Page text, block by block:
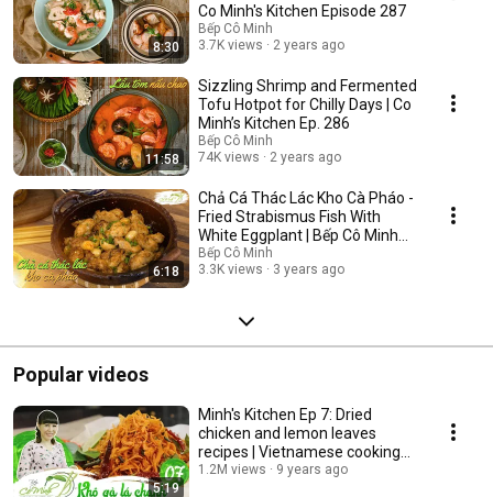
8:30
Co Minh's Kitchen Episode 287
Bếp Cô Minh
3.7K views
2 years ago
11:58
Sizzling Shrimp and Fermented
Tofu Hotpot for Chilly Days | Co
Minh’s Kitchen Ep. 286
Bếp Cô Minh
74K views
2 years ago
6:18
Chả Cá Thác Lác Kho Cà Pháo -
Fried Strabismus Fish With
White Eggplant | Bếp Cô Minh
Tập 285
Bếp Cô Minh
3.3K views
3 years ago
Popular videos
5:19
Minh's Kitchen Ep 7: Dried
chicken and lemon leaves
recipes | Vietnamese cooking
easy
1.2M views 9 years ago